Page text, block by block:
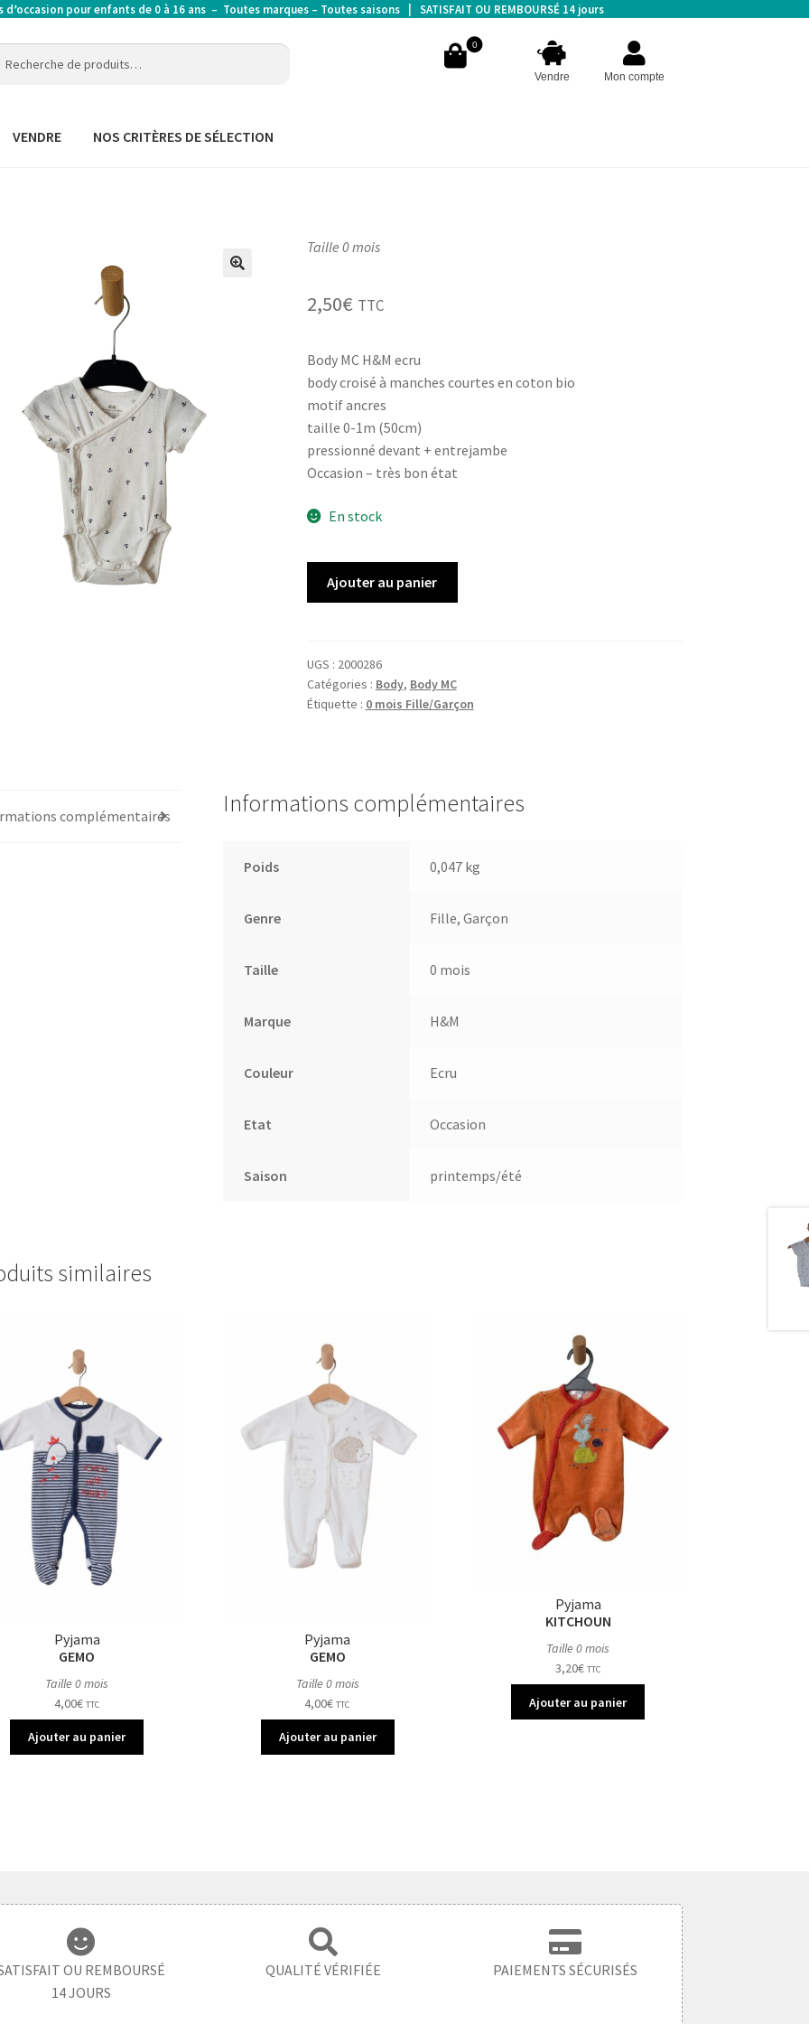
d’occasion pour enfants de 0 à 16 ans – Toutes marques – Toutes saisons | SATISFAIT OU REMBOURSÉ 14 jours
0
Vendre Mon compte
VENDRE NOS CRITÈRES DE SÉLECTION
Taille 0 mois
2,50€ TTC
Body MC H&M ecru
body croisé à manches courtes en coton bio
motif ancres
taille 0-1m (50cm)
pressionné devant + entrejambe
Occasion – très bon état
En stock
H&M
Ajouter au panier
UGS : 2000286
Catégories : Body, Body MC
Étiquette : 0 mois Fille/Garçon
complémentaires Informations complémentaires
Poids 0,047 kg
Genre Fille, Garçon
Taille 0 mois
Marque H&M
Couleur Ecru
Etat Occasion
Saison printemps/été
similaires
Pyjama
GEMO
Taille 0 mois
4,00€ TTC
Ajouter au panier
Pyjama
GEMO
Taille 0 mois
4,00€ TTC
Ajouter au panier
Pyjama
KITCHOUN
Taille 0 mois
3,20€ TTC
Ajouter au panier
OU REMBOURSÉ
14 JOURS
QUALITÉ VÉRIFIÉE PAIEMENTS SÉCURISÉS